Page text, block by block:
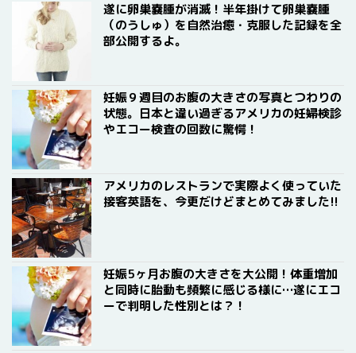
遂に卵巣嚢腫が消滅！半年掛けて卵巣嚢腫
（のうしゅ）を自然治癒・克服した記録を全
部公開するよ。
妊娠９週目のお腹の大きさの写真とつわりの
状態。日本と違い過ぎるアメリカの妊婦検診
やエコー検査の回数に驚愕！
アメリカのレストランで実際よく使っていた
接客英語を、今更だけどまとめてみました!!
妊娠5ヶ月お腹の大きさを大公開！体重増加
と同時に胎動も頻繁に感じる様に…遂にエコ
ーで判明した性別とは？！